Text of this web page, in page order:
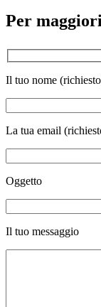
Per
Il tuo nome
La tua email
Oggetto
Il tuo messaggio